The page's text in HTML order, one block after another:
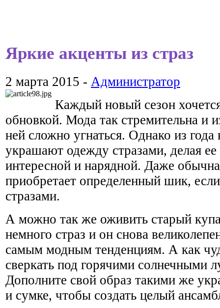
Яркие акценты из страз
2 марта 2015 - Администратор
Каждый новый сезон
обновкой. Мода так стремительна и
ней сложно угнаться. Однако из года
украшают одежду стразами, делая ее
интересной и нарядной. Даже
приобретает определенный шик,
стразами.
А можно так же оживить старый
немного страз и он снова
самым модным тенденциям. А как
сверкать под горячими солнечными
Дополните свой образ такими же
и сумке, чтобы создать целый